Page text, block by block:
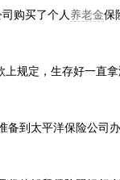
司购买了个人 养老金保
规定，生存好一直拿
到太平洋保险公司办